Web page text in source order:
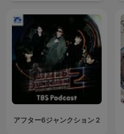
アフター6ジャンクション 2